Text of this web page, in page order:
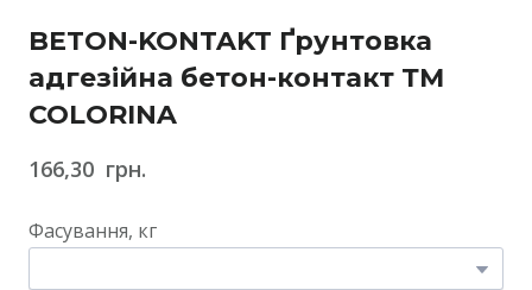
BETON-KONTAKT Ґрунтовка
адгезійна бетон-контакт ТМ
COLORINA
166,30  грн.
Фасування, кг